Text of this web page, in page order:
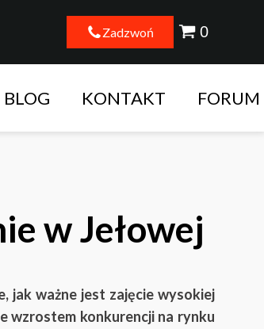
Zadzwoń
BLOG KONTAKT FORUM
w Jełowej
jak ważne jest zajęcie wysokiej
wzrostem konkurencji na rynku